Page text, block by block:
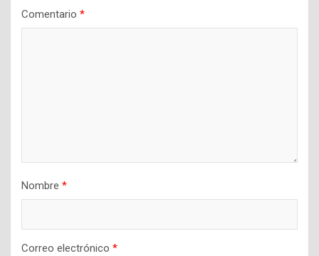
Comentario *
Nombre *
Correo electrónico *